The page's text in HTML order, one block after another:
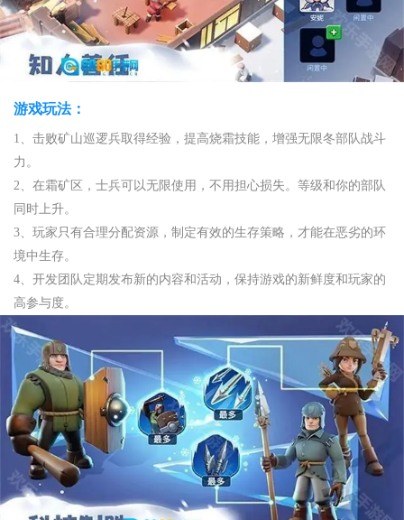
游戏玩法：
1、击败矿山巡逻兵取得经验，提高烧霜技能，增强无限冬部队战斗
力。
2、在霜矿区，士兵可以无限使用，不用担心损失。等级和你的部队
同时上升。
3、玩家只有合理分配资源，制定有效的生存策略，才能在恶劣的环
境中生存。
4、开发团队定期发布新的内容和活动，保持游戏的新鲜度和玩家的
高参与度。